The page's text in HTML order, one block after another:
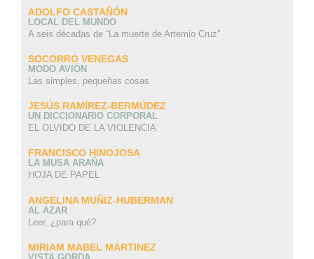
ADOLFO CASTAÑÓN
LOCAL DEL MUNDO
A seis décadas de “La muerte de Artemio Cruz”
SOCORRO VENEGAS
MODO AVIÓN
Las simples, pequeñas cosas
JESÚS RAMÍREZ-BERMÚDEZ
UN DICCIONARIO CORPORAL
EL OLVIDO DE LA VIOLENCIA
FRANCISCO HINOJOSA
LA MUSA ARAÑA
HOJA DE PAPEL
ANGELINA MUÑIZ-HUBERMAN
AL AZAR
Leer, ¿para qué?
MIRIAM MABEL MARTINEZ